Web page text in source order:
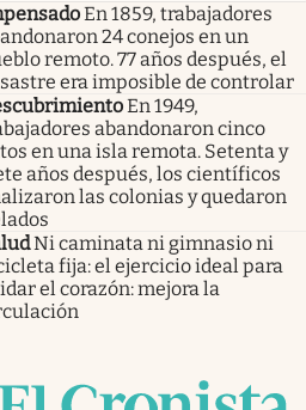
En 1859, trabajadores
24 conejos en un
remoto. 77 años después, el
era imposible de controlar
En 1949,
abandonaron cinco
en una isla remota. Setenta y
años después, los científicos
las colonias y quedaron
Ni caminata ni gimnasio ni
fija: el ejercicio ideal para
el corazón: mejora la